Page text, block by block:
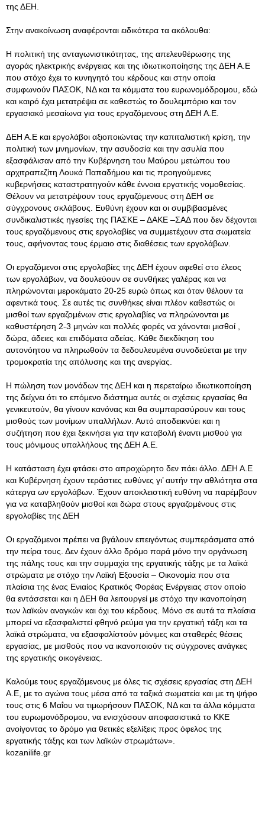
της ΔΕΗ.
Στην ανακοίνωση αναφέρονται ειδικότερα τα ακόλουθα:
Η πολιτική της ανταγωνιστικότητας, της απελευθέρωσης της
αγοράς ηλεκτρικής ενέργειας και της ιδιωτικοποίησης της ΔΕΗ Α.Ε
που στόχο έχει το κυνηγητό του κέρδους και στην οποία
συμφωνούν ΠΑΣΟΚ, ΝΔ και τα κόμματα του ευρωνομόδρομου, εδώ
και καιρό έχει μετατρέψει σε καθεστώς το δουλεμπόριο και τον
εργασιακό μεσαίωνα για τους εργαζόμενους στη ΔΕΗ Α.Ε.
ΔΕΗ Α.Ε και εργολάβοι αξιοποιώντας την καπιταλιστική κρίση, την
πολιτική των μνημονίων, την ασυδοσία και την ασυλία που
εξασφάλισαν από την Κυβέρνηση του Μαύρου μετώπου του
αρχιτραπεζίτη Λουκά Παπαδήμου και τις προηγούμενες
κυβερνήσεις καταστρατηγούν κάθε έννοια εργατικής νομοθεσίας.
Θέλουν να μετατρέψουν τους εργαζόμενους στη ΔΕΗ σε
σύγχρονους σκλάβους. Ευθύνη έχουν και οι συμβιβασμένες
συνδικαλιστικές ηγεσίες της ΠΑΣΚΕ – ΔΑΚΕ –ΣΑΔ που δεν δέχονται
τους εργαζόμενους στις εργολαβίες να συμμετέχουν στα σωματεία
τους, αφήνοντας τους έρμαιο στις διαθέσεις των εργολάβων.
Οι εργαζόμενοι στις εργολαβίες της ΔΕΗ έχουν αφεθεί στο έλεος
των εργολάβων, να δουλεύουν σε συνθήκες γαλέρας και να
πληρώνονται μεροκάματο 20-25 ευρώ όπως και όταν θέλουν τα
αφεντικά τους. Σε αυτές τις συνθήκες είναι πλέον καθεστώς οι
μισθοί των εργαζομένων στις εργολαβίες να πληρώνονται με
καθυστέρηση 2-3 μηνών και πολλές φορές να χάνονται μισθοί ,
δώρα, άδειες και επιδόματα αδείας. Κάθε διεκδίκηση του
αυτονόητου να πληρωθούν τα δεδουλευμένα συνοδεύεται με την
τρομοκρατία της απόλυσης και της ανεργίας.
Η πώληση των μονάδων της ΔΕΗ και η περεταίρω ιδιωτικοποίηση
της δείχνει ότι το επόμενο διάστημα αυτές οι σχέσεις εργασίας θα
γενικευτούν, θα γίνουν κανόνας και θα συμπαρασύρουν και τους
μισθούς των μονίμων υπαλλήλων. Αυτό αποδεικνύει και η
συζήτηση που έχει ξεκινήσει για την καταβολή έναντι μισθού για
τους μόνιμους υπαλλήλους της ΔΕΗ Α.Ε.
Η κατάσταση έχει φτάσει στο απροχώρητο δεν πάει άλλο. ΔΕΗ Α.Ε
και Κυβέρνηση έχουν τεράστιες ευθύνες γι’ αυτήν την αθλιότητα στα
κάτεργα ων εργολάβων. Έχουν αποκλειστική ευθύνη να παρέμβουν
για να καταβληθούν μισθοί και δώρα στους εργαζομένους στις
εργολαβίες της ΔΕΗ
Οι εργαζόμενοι πρέπει να βγάλουν επειγόντως συμπεράσματα από
την πείρα τους. Δεν έχουν άλλο δρόμο παρά μόνο την οργάνωση
της πάλης τους και την συμμαχία της εργατικής τάξης με τα λαϊκά
στρώματα με στόχο την Λαϊκή Εξουσία – Οικονομία που στα
πλαίσια της ένας Ενιαίος Κρατικός Φορέας Ενέργειας στον οποίο
θα εντάσσεται και η ΔΕΗ θα λειτουργεί με στόχο την ικανοποίηση
των λαϊκών αναγκών και όχι του κέρδους. Μόνο σε αυτά τα πλαίσια
μπορεί να εξασφαλιστεί φθηνό ρεύμα για την εργατική τάξη και τα
λαϊκά στρώματα, να εξασφαλίστούν μόνιμες και σταθερές θέσεις
εργασίας, με μισθούς που να ικανοποιούν τις σύγχρονες ανάγκες
της εργατικής οικογένειας.
Καλούμε τους εργαζόμενους με όλες τις σχέσεις εργασίας στη ΔΕΗ
Α.Ε, με το αγώνα τους μέσα από τα ταξικά σωματεία και με τη ψήφο
τους στις 6 Μαΐου να τιμωρήσουν ΠΑΣΟΚ, ΝΔ και τα άλλα κόμματα
του ευρωμονόδρομου, να ενισχύσουν αποφασιστικά το ΚΚΕ
ανοίγοντας το δρόμο για θετικές εξελίξεις προς όφελος της
εργατικής τάξης και των λαϊκών στρωμάτων».
kozanilife.gr